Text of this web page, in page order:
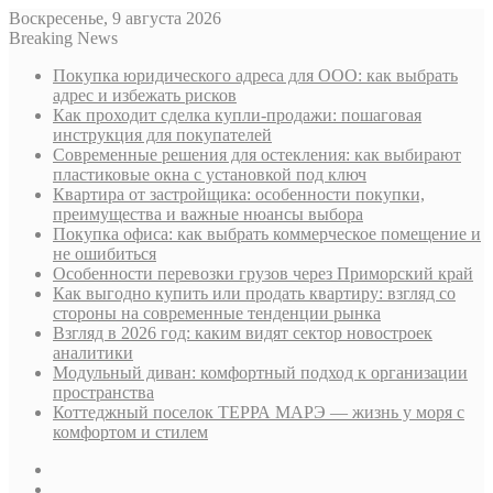
Воскресенье, 9 августа 2026
Breaking News
Покупка юридического адреса для ООО: как выбрать
адрес и избежать рисков
Как проходит сделка купли-продажи: пошаговая
инструкция для покупателей
Современные решения для остекления: как выбирают
пластиковые окна с установкой под ключ
Квартира от застройщика: особенности покупки,
преимущества и важные нюансы выбора
Покупка офиса: как выбрать коммерческое помещение и
не ошибиться
Особенности перевозки грузов через Приморский край
Как выгодно купить или продать квартиру: взгляд со
стороны на современные тенденции рынка
Взгляд в 2026 год: каким видят сектор новостроек
аналитики
Модульный диван: комфортный подход к организации
пространства
Коттеджный поселок ТЕРРА МАРЭ — жизнь у моря с
комфортом и стилем